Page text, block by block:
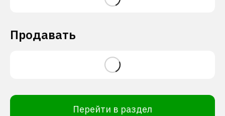
Продавать
Перейти в раздел